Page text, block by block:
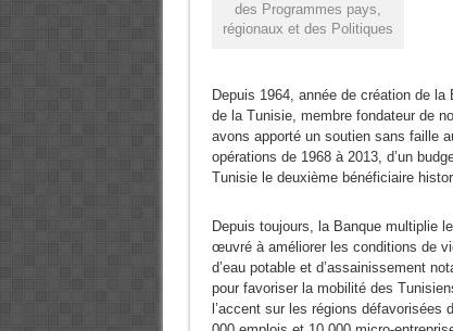
des Programmes pays,
régionaux et des Politiques
Depuis 1964, année de création de
de la Tunisie, membre fondateur de
avons apporté un soutien sans faille
opérations de 1968 à 2013, d’un
Tunisie le deuxième bénéficiaire
Depuis toujours, la Banque multiplie
œuvré à améliorer les conditions de
d’eau potable et d’assainissement
pour favoriser la mobilité des
l’accent sur les régions défavorisées